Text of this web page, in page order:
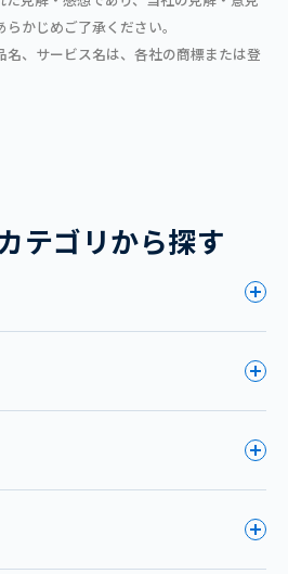
かじめご了承ください。
名、サービス名は、各社の商標または登
テゴリから探す